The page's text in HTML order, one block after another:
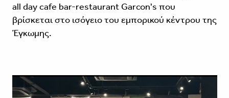
all day cafe bar-restaurant Garcon's που
βρίσκεται στο ισόγειο του εμπορικού κέντρου της
Έγκωμης.